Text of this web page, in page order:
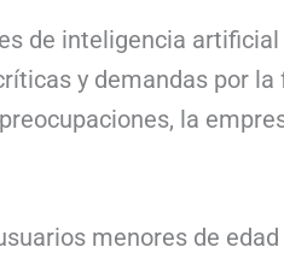
de inteligencia artificial
y demandas por la
la
menores de edad